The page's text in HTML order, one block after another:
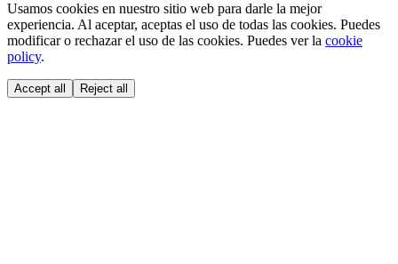
Usamos cookies en nuestro sitio web para darle la mejor
experiencia. Al aceptar, aceptas el uso de todas las cookies. Puedes
modificar o rechazar el uso de las cookies. Puedes ver la cookie
policy.
Accept all Reject all